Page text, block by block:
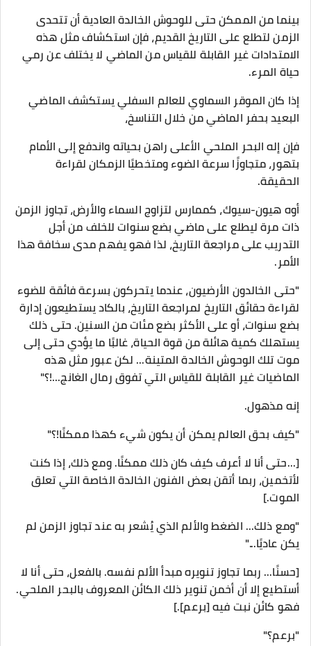
بينما من الممكن حتى للوحوش الخالدة العادية أن تتحدى
الزمن لتطلع على التاريخ القديم، فإن استكشاف مثل هذه
الامتدادات غير القابلة للقياس من الماضي لا يختلف عن رمي
حياة المرء.
إذا كان الموقر السماوي للعالم السفلي يستكشف الماضي
البعيد بحفر الماضي من خلال التناسخ،
فإن إله البحر الملحي الأعلى راهن بحياته واندفع إلى الأمام
بتهور، متجاوزًا سرعة الضوء ومتخطيًا الزمكان لقراءة
الحقيقة.
أوه هيون-سيوك، كممارس لتزاوج السماء والأرض، تجاوز الزمن
ذات مرة ليطلع على ماضي بضع سنوات للخلف من أجل
التدريب على مراجعة التاريخ، لذا فهو يفهم مدى سخافة هذا
الأمر.
"حتى الخالدون الأرضيون، عندما يتحركون بسرعة فائقة للضوء
لقراءة حقائق التاريخ لمراجعة التاريخ، بالكاد يستطيعون إدارة
بضع سنوات، أو على الأكثر بضع مئات من السنين. حتى ذلك
يستهلك كمية هائلة من قوة الحياة، غالبًا ما يؤدي حتى إلى
موت تلك الوحوش الخالدة المتينة... لكن عبور مثل هذه
الماضيات غير القابلة للقياس التي تفوق رمال الغانج...!؟"
إنه مذهول.
"كيف بحق العالم يمكن أن يكون شيء كهذا ممكنًا!؟"
[...حتى أنا لا أعرف كيف كان ذلك ممكنًا. ومع ذلك، إذا كنت
لأتخمين، ربما أتقن بعض الفنون الخالدة الخاصة التي تعلق
الموت.]
"ومع ذلك... الضغط والألم الذي يُشعر به عند تجاوز الزمن لم
يكن عاديًا..."
[حسنًا... ربما تجاوز تنويره مبدأ الألم نفسه. بالفعل، حتى أنا لا
أستطيع إلا أن أخمن تنوير ذلك الكائن المعروف بالبحر الملحي.
فهو كائن نبت فيه [برعم].]
"برعم؟"